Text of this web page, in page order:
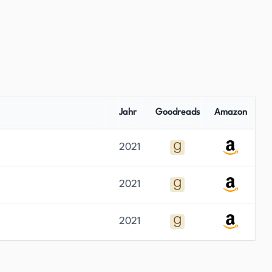
Jahr Goodreads Amazon
2021
2021
2021